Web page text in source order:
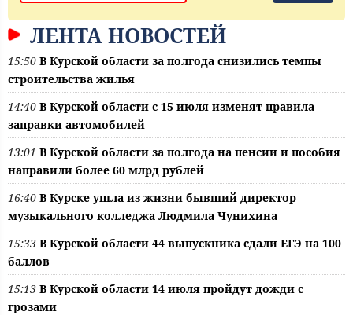
ЛЕНТА НОВОСТЕЙ
15:50 В Курской области за полгода снизились темпы
строительства жилья
14:40 В Курской области с 15 июля изменят правила
заправки автомобилей
13:01 В Курской области за полгода на пенсии и пособия
направили более 60 млрд рублей
16:40 В Курске ушла из жизни бывший директор
музыкального колледжа Людмила Чунихина
15:33 В Курской области 44 выпускника сдали ЕГЭ на 100
баллов
15:13 В Курской области 14 июля пройдут дожди с
грозами